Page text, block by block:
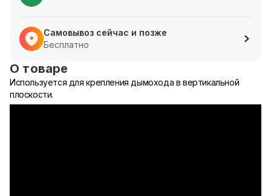
Самовывоз сейчас и позже
Бесплатно
О товаре
Используется для крепления дымохода в вертикальной
плоскости.